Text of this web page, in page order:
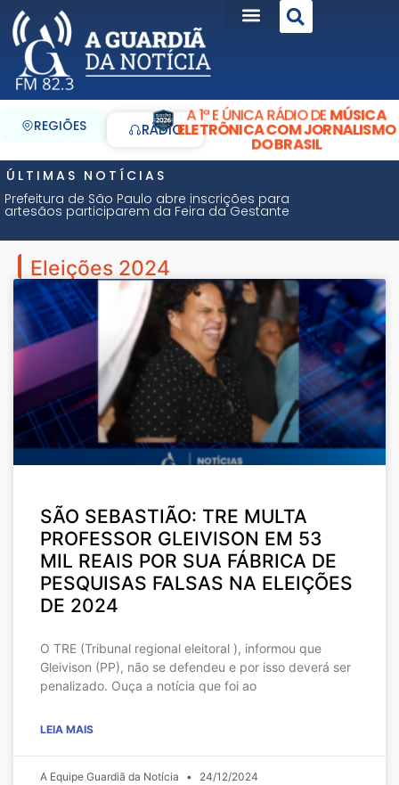
REGIÕES RÁDIO
A 1ª E ÚNICA RÁDIO DE MÚSICA
ELETRÔNICA COM JORNALISMO
DO BRASIL
ÚLTIMAS NOTÍCIAS
Prefeitura de São Paulo abre inscrições para
artesãos participarem da Feira da Gestante
Eleições 2024
SÃO SEBASTIÃO: TRE MULTA
PROFESSOR GLEIVISON EM 53
MIL REAIS POR SUA FÁBRICA DE
PESQUISAS FALSAS NA ELEIÇÕES
DE 2024
O TRE (Tribunal regional eleitoral ), informou que
Gleivison (PP), não se defendeu e por isso deverá ser
penalizado. Ouça a notícia que foi ao
LEIA MAIS
A Equipe Guardiã da Notícia 24/12/2024